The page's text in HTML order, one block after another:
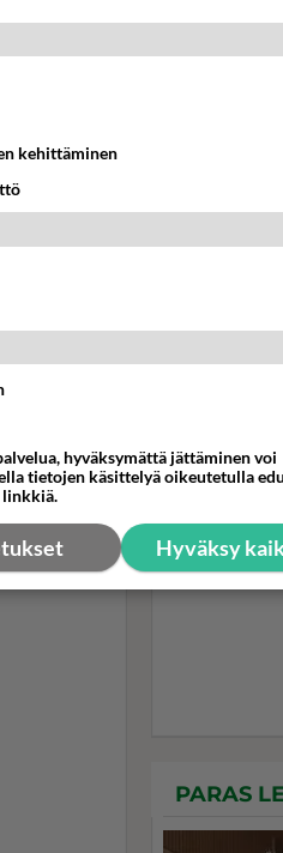
tulee
työn tai
Tyyligurut:
Kengät ilman
silmillä! Puvun
paita!
PARAS
kehittäminen
hyväksymättä jättäminen voi
tietojen käsittelyä oikeutetulla
linkkiä.
Hyväksy